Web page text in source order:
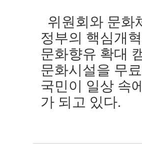
위원회와 문화
정부의 핵심개
문화향유 확대
문화시설을 무
국민이 일상 속
가 되고 있다.